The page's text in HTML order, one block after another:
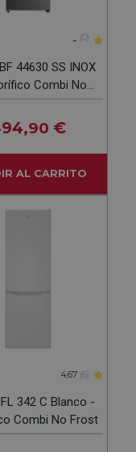
- (0)
44630 SS INOX
Combi No
Frost
,90 €
AL CARRITO
4,67 (6)
Combi No Frost